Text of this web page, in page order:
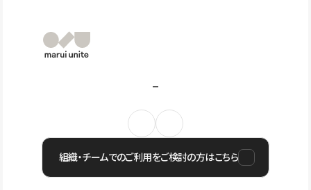
組織・チームでのご利用をご検討の方はこちら